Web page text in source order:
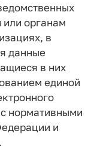
или органам
в
данные
в них
единой
нормативными
и